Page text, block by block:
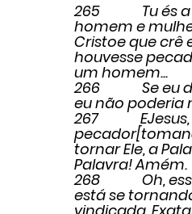
265             Tu
homem e
Cristoe que crê
houvesse
um homem...
266             Se
eu não poderia
267
tornar Ele, a
Palavra! Amém.
268             Oh,
está se